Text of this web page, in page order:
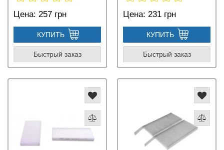
Цена: 257 грн
КУПИТЬ
Быстрый заказ
Цена: 231 грн
КУПИТЬ
Быстрый заказ